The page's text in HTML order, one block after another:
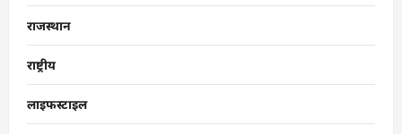
राजस्थान
राष्ट्रीय
लाइफस्टाइल